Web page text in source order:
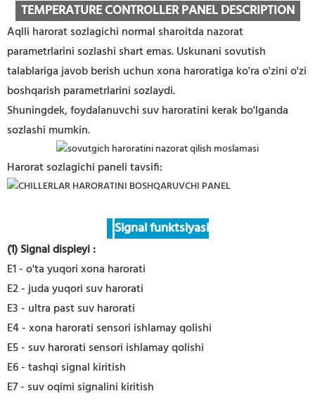
TEMPERATURE CONTROLLER PANEL DESCRIPTION
Aqlli harorat sozlagichi normal sharoitda nazorat
parametrlarini sozlashi shart emas. Uskunani sovutish
talablariga javob berish uchun xona haroratiga ko'ra o'zini o'zi
boshqarish parametrlarini sozlaydi.
Shuningdek, foydalanuvchi suv haroratini kerak bo'lganda
sozlashi mumkin.
Harorat sozlagichi paneli tavsifi:
Signal funktsiyasi
(1) Signal displeyi:
E1 - o'ta yuqori xona harorati
E2 - juda yuqori suv harorati
E3 - ultra past suv harorati
E4 - xona harorati sensori ishlamay qolishi
E5 - suv harorati sensori ishlamay qolishi
E6 - tashqi signal kiritish
E7 - suv oqimi signalini kiritish